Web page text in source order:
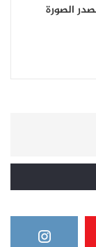
الصورة